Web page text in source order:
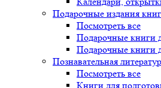
Подарочные издания книг
Посмотреть все
Подарочные книги
Подарочные книги
Познавательная
Посмотреть все
Книги для